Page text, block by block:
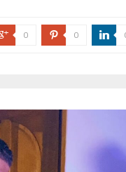
0 d 0 j